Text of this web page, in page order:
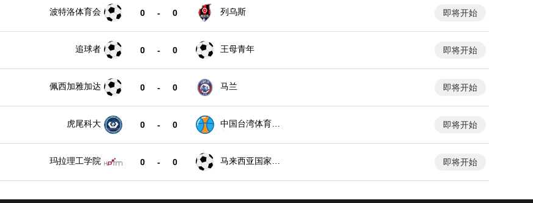
波特洛体育会 0 - 0 列乌斯 即将开始
追球者 0 - 0 王母青年 即将开始
佩西加雅加达 0 - 0 马兰 即将开始
虎尾科大 0 - 0
中国台湾体育大
即将开始
玛拉理工学院 0 - 0
马来西亚国家大
即将开始